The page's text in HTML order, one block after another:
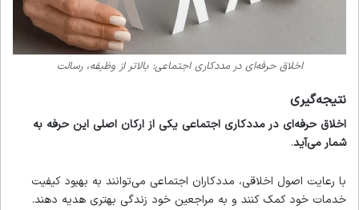
اخلاق حرفه‌ای در مددکاری اجتماعی: بالاتر از وظیفه، رسالت
نتیجه‌گیری
اخلاق حرفه‌ای در مددکاری اجتماعی یکی از ارکان اصلی این حرفه به
شمار می‌آید.
با رعایت اصول اخلاقی، مددکاران اجتماعی می‌توانند به بهبود کیفیت
خدمات خود کمک کنند و به مراجعین خود زندگی بهتری هدیه دهند.